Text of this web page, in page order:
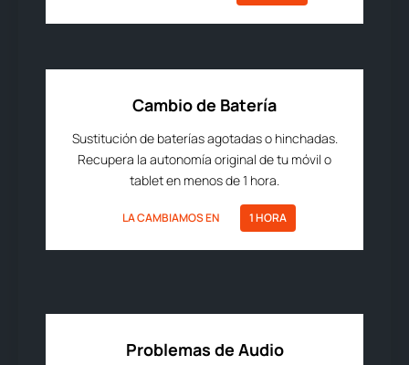
Cambio de Batería
Sustitución de baterías agotadas o hinchadas.
Recupera la autonomía original de tu móvil o
tablet en menos de 1 hora.
LA CAMBIAMOS EN 1 HORA
Problemas de Audio